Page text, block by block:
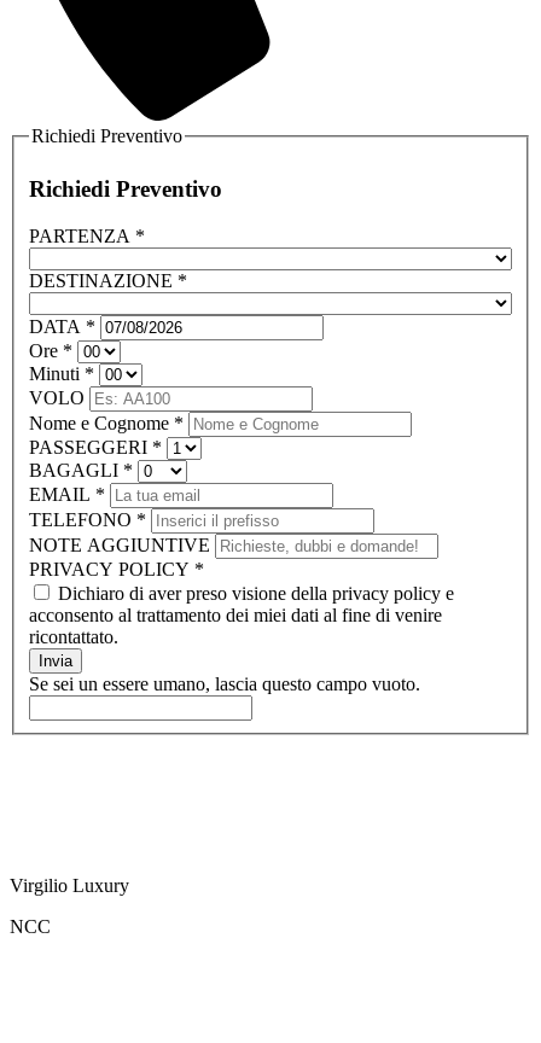
Richiedi Preventivo
Richiedi Preventivo
PARTENZA *
DESTINAZIONE *
DATA *
Ore *
Minuti *
VOLO
Nome e Cognome *
PASSEGGERI *
BAGAGLI *
EMAIL *
TELEFONO *
NOTE AGGIUNTIVE
PRIVACY POLICY *
Dichiaro di aver preso visione della privacy policy e
acconsento al trattamento dei miei dati al fine di venire
ricontattato.
Invia
Se sei un essere umano, lascia questo campo vuoto.
Virgilio Luxury
NCC